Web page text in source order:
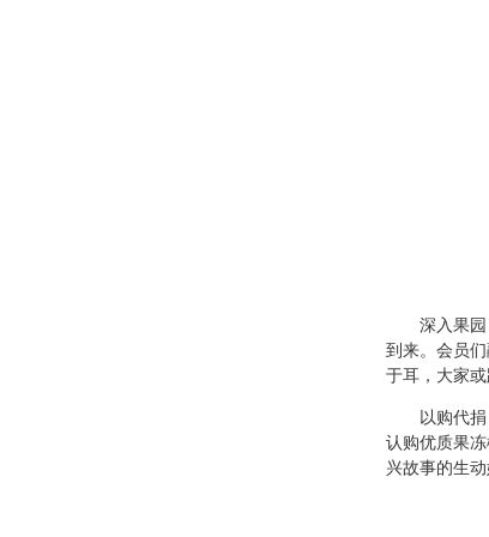
深入果
到来。会员
于耳，大家
以购代
认购优质果
兴故事的生